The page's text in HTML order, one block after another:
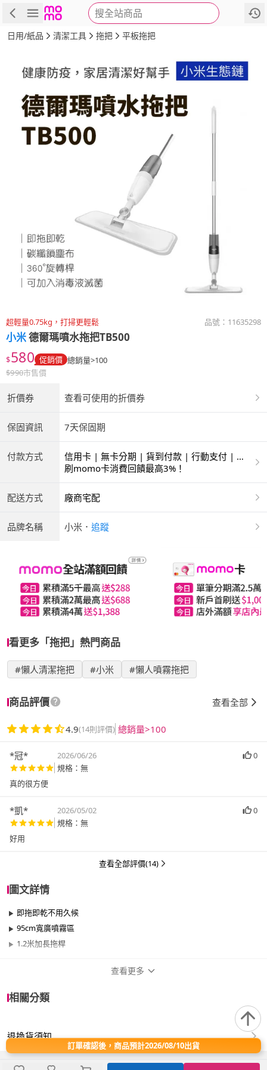
搜全站商品
商品 評價 詳情
日用/紙品 清潔工具 拖把 平板拖把
超輕量0.75kg，打掃更輕鬆 品號： 11635298
小米德爾瑪噴水拖把TB500
$580 促銷價 總銷量>100
$990市售價
折價券 查看可使用的折價券
保固資訊 7天保固期
付款方式
信用卡 | 無卡分期 | 貨到付款 | 行動支付 | 超
商付款 | ATM | 銀聯卡
刷momo卡消費回饋最高3%！
配送方式 廠商宅配
品牌名稱 小米 ． 追蹤
看更多「拖把」熱門商品
#懶人清潔拖把 #小米 #懶人噴霧拖把
商品評價 查看全部
4.9(14則評價) 總銷量>100
*冠* 2026/06/26
0
規格：無
真的很方便
*凱* 2026/05/02
0
規格：無
好用
查看全部評價(14)
圖文詳情
即拖即乾不用久候
95cm寬廣噴霧區
1.2米加長拖桿
適用於
臥室、客廳、浴室、廚房、陽台、餐廳、室
內、室外、玄關
查看更多
相關分類
退換貨須知
訂單確認後，商品預計2026/08/10出貨